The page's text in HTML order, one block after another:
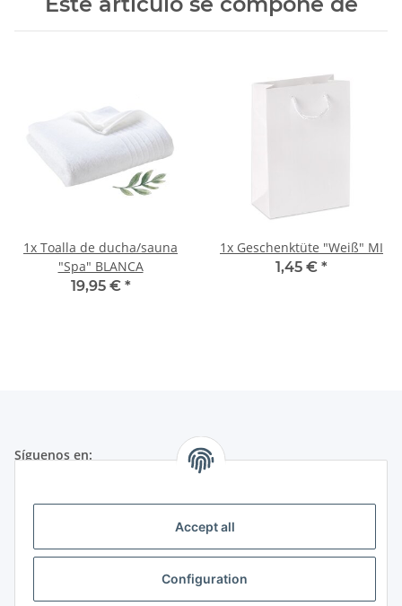
Accept all
Configuration
1x Toalla de ducha/sauna
"Spa" BLANCA
19,95 € *
1x Geschenktüte "Weiß" MI
1,45 € *
Síguenos en:
Servicio al cliente en inglés o alemán:
+49 (0) 651 99 555 055